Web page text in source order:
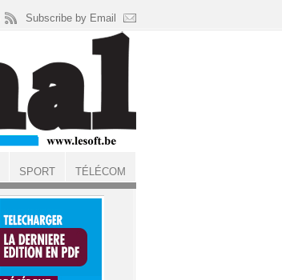
Subscribe by Email
SPORT TÉLÉCOM